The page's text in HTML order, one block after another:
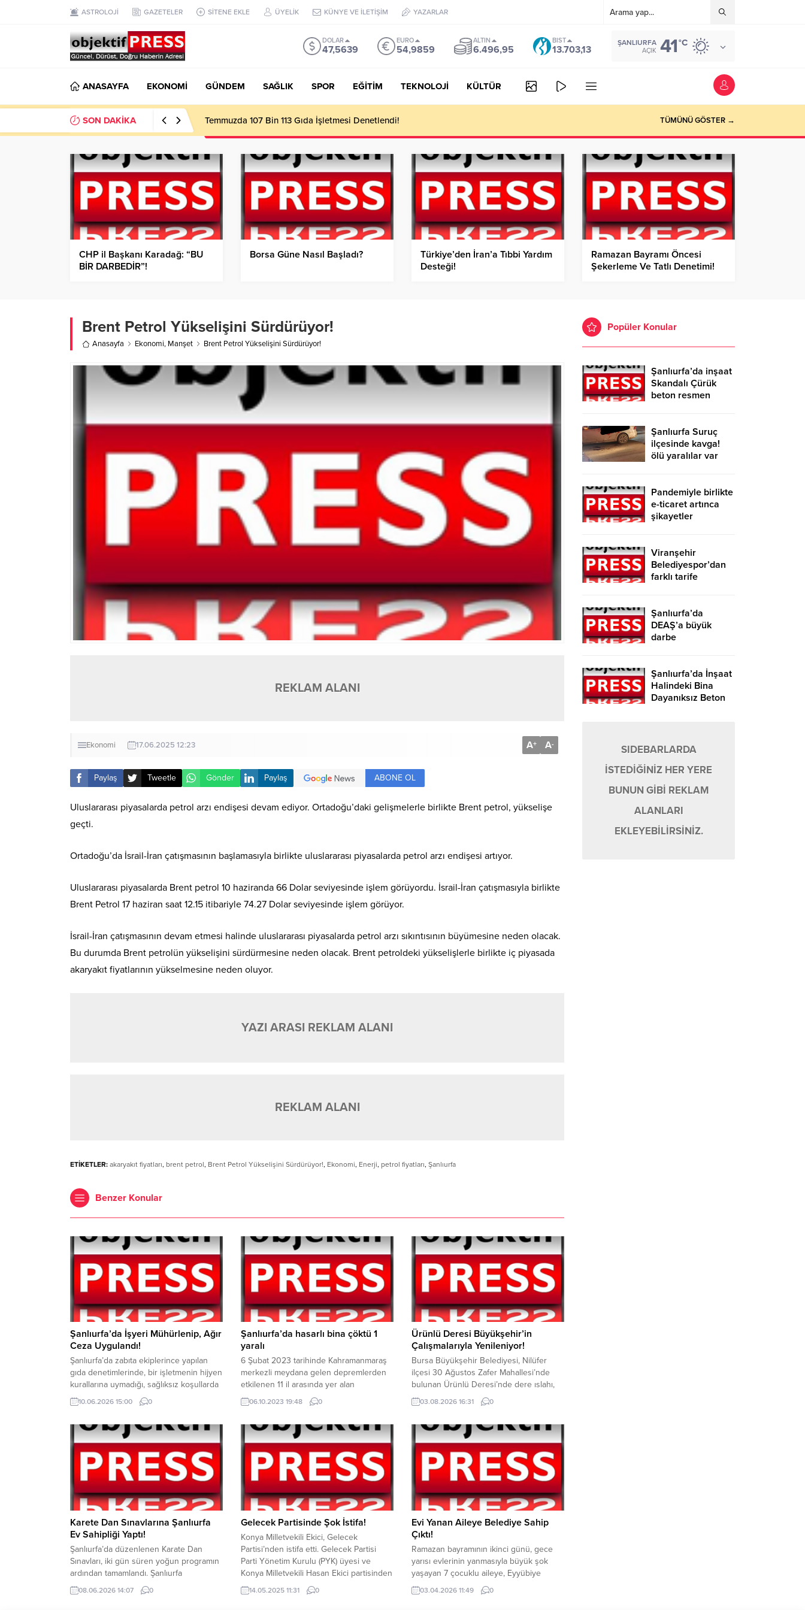
ASTROLOJİ GAZETELER SİTENE EKLE ÜYELİK KÜNYE VE İLETİŞİM YAZARLAR
DOLAR
47,5639
EURO
54,9859
ALTIN
6.496,95
BIST
13.703,13
ŞANLIURFA
AÇIK 41°C
ANASAYFA EKONOMİ GÜNDEM SAĞLIK SPOR EĞİTİM TEKNOLOJİ KÜLTÜR
SON DAKİKA Başkan Gülpınar Kırsaldaki Yol Çalışmalarını İnceledi! TÜMÜNÜ GÖSTER →
CHP il Başkanı Karadağ: “BU
BİR DARBEDİR”!
Borsa Güne Nasıl Başladı?
Türkiye’den İran’a Tıbbi Yardım
Desteği!
Ramazan Bayramı Öncesi
Şekerleme Ve Tatlı Denetimi!
Brent Petrol Yükselişini Sürdürüyor!
Anasayfa Ekonomi, Manşet Brent Petrol Yükselişini Sürdürüyor!
REKLAM ALANI
Ekonomi 17.06.2025 12:23 A+ A-
Paylaş Tweetle Gönder Paylaş ABONE OL
Uluslararası piyasalarda petrol arzı endişesi devam ediyor. Ortadoğu’daki gelişmelerle birlikte Brent petrol, yükselişe
geçti.
Ortadoğu’da İsrail-İran çatışmasının başlamasıyla birlikte uluslararası piyasalarda petrol arzı endişesi artıyor.
Uluslararası piyasalarda Brent petrol 10 haziranda 66 Dolar seviyesinde işlem görüyordu. İsrail-İran çatışmasıyla birlikte
Brent Petrol 17 haziran saat 12.15 itibariyle 74.27 Dolar seviyesinde işlem görüyor.
İsrail-İran çatışmasının devam etmesi halinde uluslararası piyasalarda petrol arzı sıkıntısının büyümesine neden olacak.
Bu durumda Brent petrolün yükselişini sürdürmesine neden olacak. Brent petroldeki yükselişlerle birlikte iç piyasada
akaryakıt fiyatlarının yükselmesine neden oluyor.
YAZI ARASI REKLAM ALANI
REKLAM ALANI
ETİKETLER: akaryakıt fiyatları, brent petrol, Brent Petrol Yükselişini Sürdürüyor!, Ekonomi, Enerji, petrol fiyatları, Şanlıurfa
Benzer Konular
Şanlıurfa’da İşyeri Mühürlenip, Ağır
Ceza Uygulandı!
Şanlıurfa’da zabıta ekiplerince yapılan
gıda denetimlerinde, bir işletmenin hijyen
kurallarına uymadığı, sağlıksız koşullarda
üretim yaptığı ve halkın sağlığını
tehlikeye attığı belirlendi. Buna istinaden
para cezası kesildi. Haliliye
Belediyesi Zabıta Müdürlüğü ekipleri ve
İlçe Tarım ve Orman Müdürlüğü
personeli ile birlikte Konuklu
Mahallesi’nde faaliyetini sürdüren bir
unlu mamulleri...
10.06.2026 15:00 0
Şanlıurfa’da hasarlı bina çöktü 1
yaralı
6 Şubat 2023 tarihinde Kahramanmaraş
merkezli meydana gelen depremlerden
etkilenen 11 il arasında yer alan
Şanlıurfa’da ağır hasar alan binanın yıkım
çalışması devam ediyor. Bugün Haliliye
Atatürk Bulvarı’nda yıkım çalışması
sırasında kepçenin yan yatması sonucu
göçük meydana geldi. Yaşanan olayda
Mahmut Subaşı isimli şahıs göçük
altında...
06.10.2023 19:48 0
Ürünlü Deresi Büyükşehir’in
Çalışmalarıyla Yenileniyor!
Bursa Büyükşehir Belediyesi, Nilüfer
ilçesi 30 Ağustos Zafer Mahallesi’nde
bulunan Ürünlü Deresi’nde dere ıslahı,
yol genişletme ve çevre düzenleme
çalışmalarını eş zamanlı olarak
bölgede taşkın riskinin azaltılması,
ulaşımın daha güvenli hale getirilmesi ve
yaşam kalitesinin artırılması hedefleniyor.
Bursa Büyükşehir Belediyesi, BUSKİ
Genel Müdürlüğü, Ulaşım Dairesi
Başkanlığı ile...
03.08.2026 16:31 0
Karete Dan Sınavlarına Şanlıurfa
Ev Sahipliği Yaptı!
Şanlıurfa’da düzenlenen Karate Dan
Sınavları, iki gün süren yoğun programın
ardından tamamlandı. Şanlıurfa
Büyükşehir Belediyesi’nin ev
sahipliğinde gerçekleştirilen
08.06.2026 14:07 0
Gelecek Partisinde Şok İstifa!
Konya Milletvekili Ekici, Gelecek
Partisi’nden istifa etti. Gelecek Partisi
Parti Yönetim Kurulu (PYK) üyesi ve
Konya Milletvekili Hasan Ekici partisinden
istifa ettiğini duyurdu. Ekici, istifa haberini
sosyal medya hesabından şu ifadelerle
14.05.2025 11:31 0
Evi Yanan Aileye Belediye Sahip
Çıktı!
Ramazan bayramının ikinci günü, gece
yarısı evlerinin yanmasıyla büyük şok
yaşayan 7 çocuklu aileye, Eyyübiye
Belediyesi sahip çıktı. Aileyi ziyaret
ederek ihtiyaçlarını belirleyen Eyyübiye
03.04.2026 11:49 0
Popüler Konular
Şanlıurfa’da inşaat
Skandalı Çürük
beton resmen
Şanlıurfa Suruç
ilçesinde kavga!
ölü yaralılar var
Pandemiyle birlikte
e-ticaret artınca
şikayetler
Viranşehir
Belediyespor’dan
farklı tarife
Şanlıurfa’da
DEAŞ’a büyük
darbe
Şanlıurfa’da İnşaat
Halindeki Bina
Dayanıksız Beton
SIDEBARLARDA
İSTEDİĞİNİZ HER YERE
BUNUN GİBİ REKLAM
ALANLARI
EKLEYEBİLİRSİNİZ.